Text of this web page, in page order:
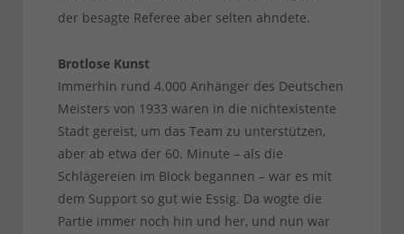
der besagte Referee aber selten ahndete.
Brotlose Kunst
Immerhin rund 4.000 Anhänger des Deutschen
Meisters von 1933 waren in die nichtexistente
Stadt gereist, um das Team zu unterstützen,
aber ab etwa der 60. Minute – als die
Schlägereien im Block begannen – war es mit
dem Support so gut wie Essig. Da wogte die
Partie immer noch hin und her, und nun war